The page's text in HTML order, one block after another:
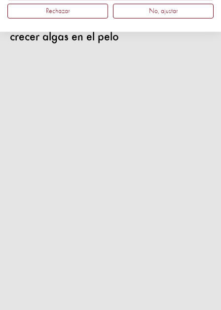
9. Los osos perezosos de tres dedos se
mueven tan despacio que les pueden
crecer algas en el pelo
Rechazar No, ajustar